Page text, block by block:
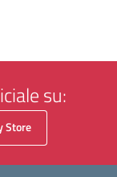
su:
Store